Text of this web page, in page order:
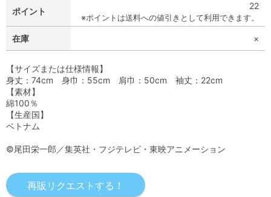
ポイント
22
※ポイントは送料への値引きとして利用できます。
在庫 ×
【サイズまたは仕様情報】
身丈：74cm 身巾：55cm 肩巾：50cm 袖丈：22cm
【素材】
綿100％
【生産国】
ベトナム
©尾田栄一郎／集英社・フジテレビ・東映アニメーション